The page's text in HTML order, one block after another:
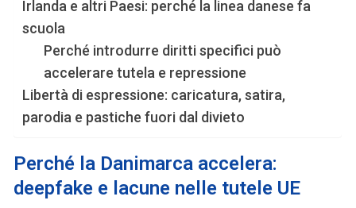
Irlanda e altri Paesi: perché la linea danese fa
scuola
Perché introdurre diritti specifici può
accelerare tutela e repressione
Libertà di espressione: caricatura, satira,
parodia e pastiche fuori dal divieto
Perché la Danimarca accelera:
deepfake e lacune nelle tutele UE